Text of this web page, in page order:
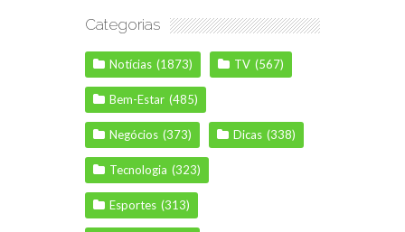
Categorias
Notícias (1873) TV (567)
Bem-Estar (485)
Negócios (373) Dicas (338)
Tecnologia (323)
Esportes (313)